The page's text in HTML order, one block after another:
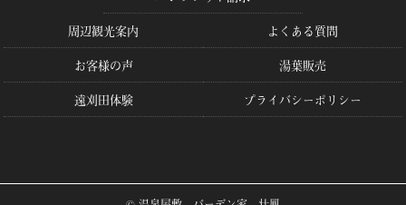
周辺観光案内
よくある質問
お客様の声
湯葉販売
遠刈田体験
プライバシーポリシー